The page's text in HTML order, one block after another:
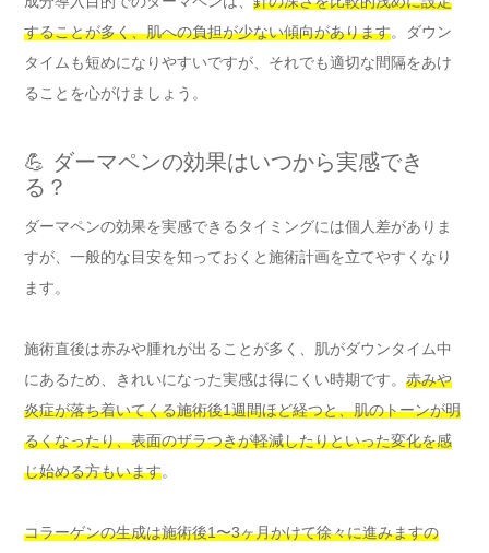
することが多く、肌への負担が少ない傾向があります。ダウン
タイムも短めになりやすいですが、それでも適切な間隔をあけ
ることを心がけましょう。
💪 ダーマペンの効果はいつから実感でき
る？
ダーマペンの効果を実感できるタイミングには個人差がありま
すが、一般的な目安を知っておくと施術計画を立てやすくなり
ます。
施術直後は赤みや腫れが出ることが多く、肌がダウンタイム中
にあるため、きれいになった実感は得にくい時期です。 赤みや
炎症が落ち着いてくる施術後1週間ほど経つと、肌のトーンが明
るくなったり、表面のザラつきが軽減したりといった変化を感
じ始める方もいます。
コラーゲンの生成は施術後1〜3ヶ月かけて徐々に進みますの